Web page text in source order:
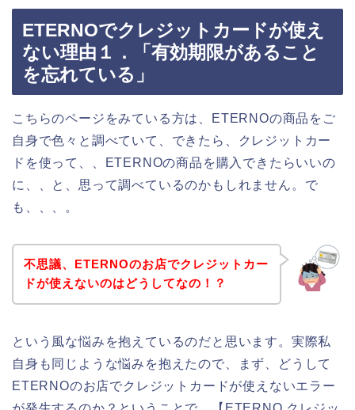
ETERNOでクレジットカードが使え
ない理由１．「有効期限があること
を忘れている」
こちらのページをみている方は、ETERNOの商品をご
自身で色々と調べていて、できたら、クレジットカー
ドを使って、、ETERNOの商品を購入できたらいいの
に、、と、思って調べているのかもしれません。で
も、、、。
不思議、ETERNOのお店でクレジットカー
ドが使えないのはどうしてなの！？
という風な悩みを抱えているのだと思います。実際私
自身も同じような悩みを抱えたので、まず、どうして
ETERNOのお店でクレジットカードが使えないエラー